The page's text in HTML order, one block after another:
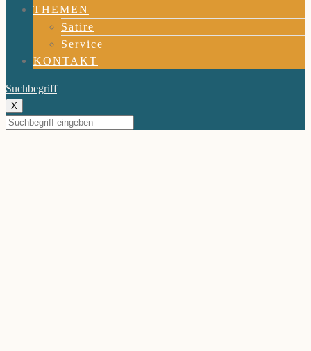
THEMEN
Satire
Service
KONTAKT
Suchbegriff
X